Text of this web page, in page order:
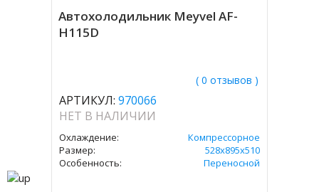
Автохолодильник Meyvel AF-
H115D
( 0 отзывов )
АРТИКУЛ: 970066
НЕТ В НАЛИЧИИ
Охлаждение:
Компрессорное
Размер:
528х895х510
Особенность:
Переносной